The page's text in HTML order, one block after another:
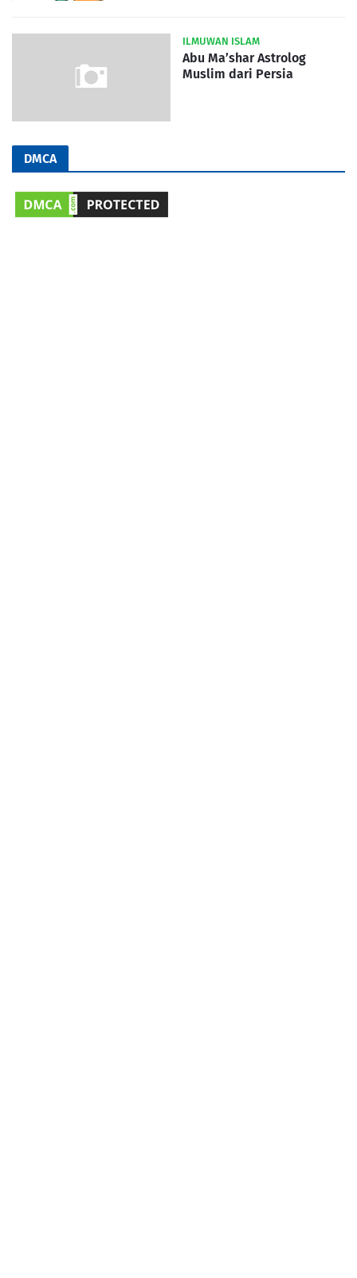
ILMUWAN ISLAM
Abu Ma’shar Astrolog
Muslim dari Persia
DMCA